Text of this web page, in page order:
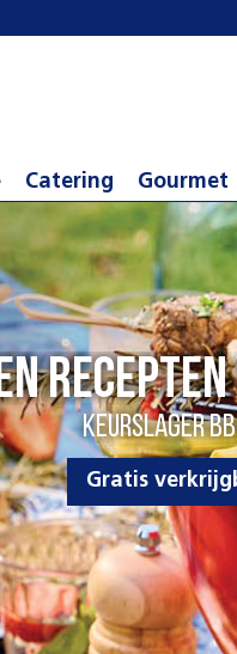
Catering Gourmet
KEURSLAGER
Gratis